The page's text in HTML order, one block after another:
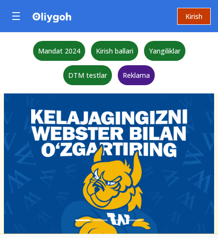
Kirish
Mandat 2024 Kirish ballari Yangiliklar
DTM testlar Reklama